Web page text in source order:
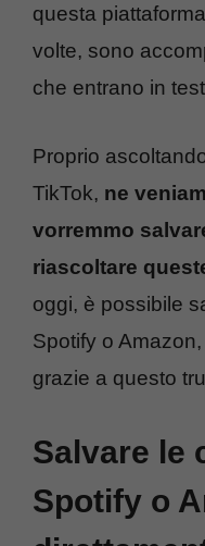
questa
volte, sono
che entrano in
Proprio
TikTok, ne
vorremmo
riascoltare
oggi, è possibile
Spotify o
grazie a questo
Salvare le
Spotify o